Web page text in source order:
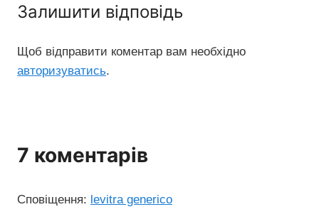
Залишити відповідь
Щоб відправити коментар вам необхідно
авторизуватись.
7 коментарів
Сповіщення: levitra generico